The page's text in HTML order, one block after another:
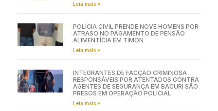
Leia mais »
POLÍCIA CIVIL PRENDE NOVE HOMENS POR
ATRASO NO PAGAMENTO DE PENSÃO
ALIMENTÍCIA EM TIMON
Leia mais »
INTEGRANTES DE FACÇÃO CRIMINOSA
RESPONSÁVEIS POR ATENTADOS CONTRA
AGENTES DE SEGURANÇA EM BACURI SÃO
PRESOS EM OPERAÇÃO POLICIAL
Leia mais »